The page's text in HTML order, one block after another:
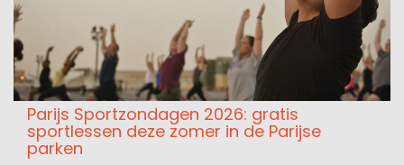
Parijs Sportzondagen 2026: gratis
sportlessen deze zomer in de Parijse
parken